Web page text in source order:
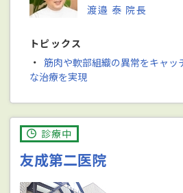
渡邉 泰 院長
トピックス
・ 筋肉や軟部組織の異常をキャッ
な治療を実現
診療中
友成第二医院